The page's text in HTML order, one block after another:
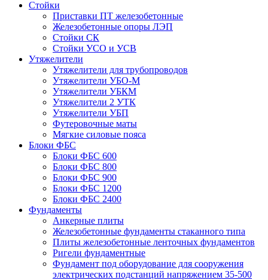
Стойки
Приставки ПТ железобетонные
Железобетонные опоры ЛЭП
Стойки СК
Стойки УСО и УСВ
Утяжелители
Утяжелители для трубопроводов
Утяжелители УБО-М
Утяжелители УБКМ
Утяжелители 2 УТК
Утяжелители УБП
Футеровочные маты
Мягкие силовые пояса
Блоки ФБС
Блоки ФБС 600
Блоки ФБС 800
Блоки ФБС 900
Блоки ФБС 1200
Блоки ФБС 2400
Фундаменты
Анкерные плиты
Железобетонные фундаменты стаканного типа
Плиты железобетонные ленточных фундаментов
Ригели фундаментные
Фундамент под оборудование для сооружения
электрических подстанций напряжением 35-500